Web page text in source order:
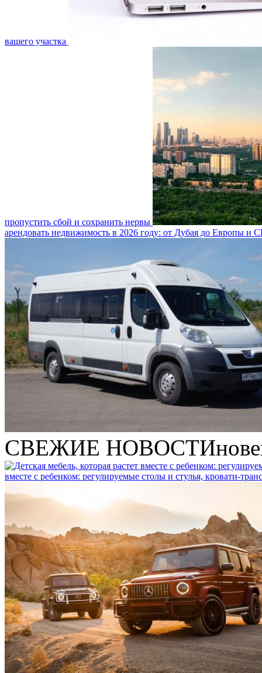
вашего участка
пропустить сбой и сохранить нервы
арендовать недвижимость в 2026 году: от Дубая до Европы и
СВЕЖИЕ НОВОСТИ
вместе с ребенком: регулируемые столы и стулья, кровати-